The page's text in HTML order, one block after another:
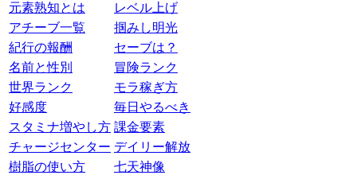
元素熟知とは
レベル上げ
アチーブ一覧
掴みし明光
紀行の報酬
セーブは？
名前と性別
冒険ランク
世界ランク
モラ稼ぎ方
好感度
毎日やるべき
スタミナ増やし方 課金要素
チャージセンター デイリー解放
樹脂の使い方
七天神像